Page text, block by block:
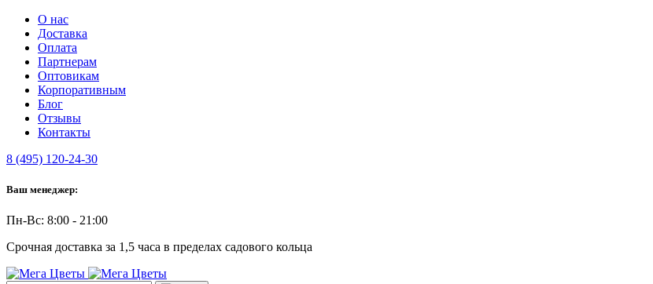
О нас
Доставка
Оплата
Партнерам
Оптовикам
Корпоративным
Блог
Отзывы
Контакты
8 (495) 120-24-30
Ваш менеджер:
Пн-Вс: 8:00 - 21:00
Срочная доставка за 1,5 часа в пределах садового кольца